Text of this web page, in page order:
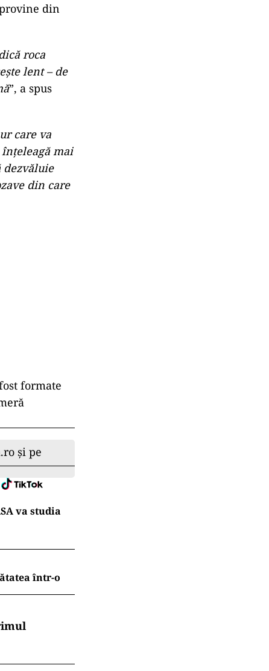
din
roca
lent – de
”, a spus
care va
mai
dezvăluie
din care
formate
și pe
va studia
într-o